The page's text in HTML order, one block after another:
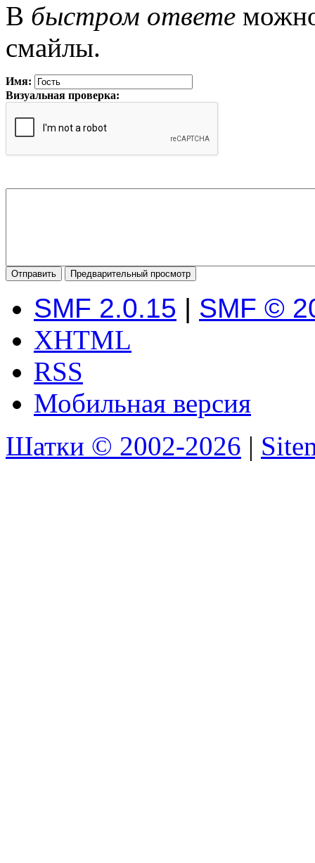
В быстром ответе
смайлы.
Имя:
Визуальная проверка:
SMF 2.0.15 | SMF ©
XHTML
RSS
Мобильная версия
Шатки © 2002-2026 |